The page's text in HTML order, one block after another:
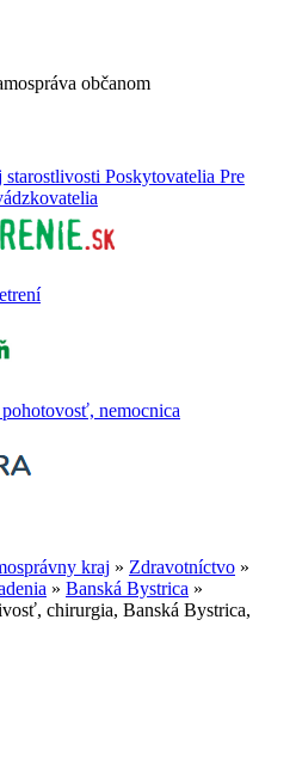
občanom
Poskytovatelia Pre
nemocnica
kraj » Zdravotníctvo »
» Banská Bystrica »
chirurgia, Banská Bystrica,